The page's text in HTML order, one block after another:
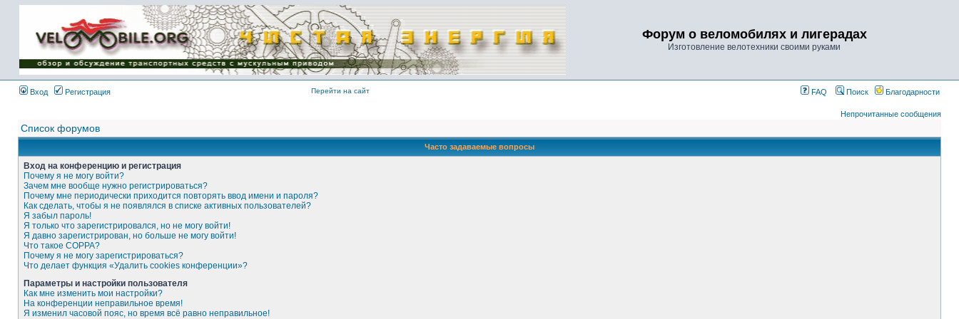
Имя пользователя:
Пароль:
{ LOG_ME_IN_SHORT
}
Форум о веломобилях и лигерадах
Изготовление велотехники своими руками
Вход Регистрация Перейти на сайт FAQ Поиск Благодарности
Непрочитанные сообщения
Список форумов
Часто задаваемые вопросы
Вход на конференцию и регистрация
Почему я не могу войти?
Зачем мне вообще нужно регистрироваться?
Почему мне периодически приходится повторять ввод имени и пароля?
Как сделать, чтобы я не появлялся в списке активных пользователей?
Я забыл пароль!
Я только что зарегистрировался, но не могу войти!
Я давно зарегистрирован, но больше не могу войти!
Что такое COPPA?
Почему я не могу зарегистрироваться?
Что делает функция «Удалить cookies конференции»?
Параметры и настройки пользователя
Как мне изменить мои настройки?
На конференции неправильное время!
Я изменил часовой пояс, но время всё равно неправильное!